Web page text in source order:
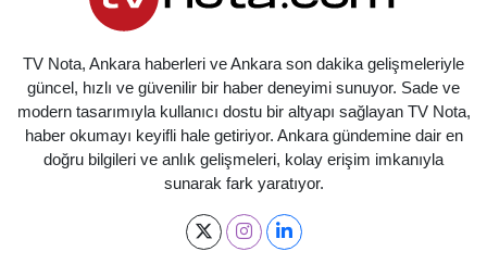
TV Nota, Ankara haberleri ve Ankara son dakika gelişmeleriyle
güncel, hızlı ve güvenilir bir haber deneyimi sunuyor. Sade ve
modern tasarımıyla kullanıcı dostu bir altyapı sağlayan TV Nota,
haber okumayı keyifli hale getiriyor. Ankara gündemine dair en
doğru bilgileri ve anlık gelişmeleri, kolay erişim imkanıyla
sunarak fark yaratıyor.